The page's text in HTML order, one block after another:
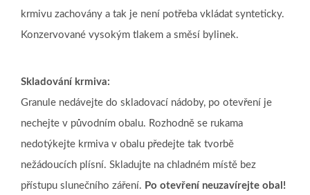
krmivu zachovány a tak je není potřeba vkládat synteticky.
Konzervované vysokým tlakem a směsí bylinek.
Skladování krmiva:
Granule nedávejte do skladovací nádoby, po otevření je
nechejte v původním obalu. Rozhodně se rukama
nedotýkejte krmiva v obalu předejte tak tvorbě
nežádoucích plísní. Skladujte na chladném místě bez
přístupu slunečního záření. Po otevření neuzavírejte obal!